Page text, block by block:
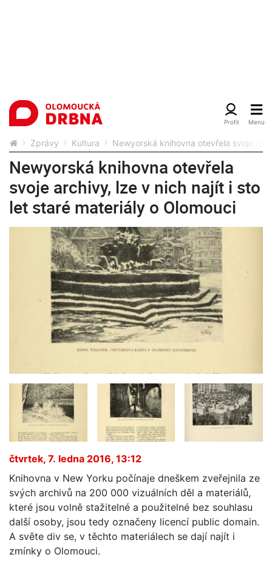
Zprávy Kultura Newyorská knihovna otevřela svoje
Newyorská knihovna otevřela
svoje archivy, lze v nich najít i sto
let staré materiály o Olomouci
čtvrtek, 7. ledna 2016, 13:12
Knihovna v New Yorku počínaje dneškem zveřejnila ze
svých archivů na 200 000 vizuálních děl a materiálů,
které jsou volně stažitelné a použitelné bez souhlasu
další osoby, jsou tedy označeny licencí public domain.
A světe div se, v těchto materiálech se dají najít i
zmínky o Olomouci.